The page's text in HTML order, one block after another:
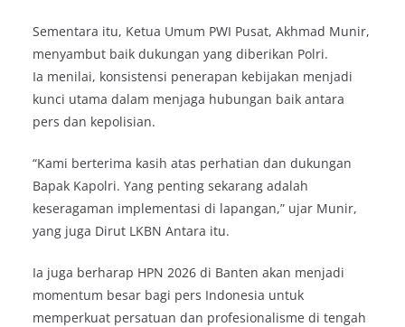
Sementara itu, Ketua Umum PWI Pusat, Akhmad Munir,
menyambut baik dukungan yang diberikan Polri.
Ia menilai, konsistensi penerapan kebijakan menjadi
kunci utama dalam menjaga hubungan baik antara
pers dan kepolisian.
“Kami berterima kasih atas perhatian dan dukungan
Bapak Kapolri. Yang penting sekarang adalah
keseragaman implementasi di lapangan,” ujar Munir,
yang juga Dirut LKBN Antara itu.
Ia juga berharap HPN 2026 di Banten akan menjadi
momentum besar bagi pers Indonesia untuk
memperkuat persatuan dan profesionalisme di tengah